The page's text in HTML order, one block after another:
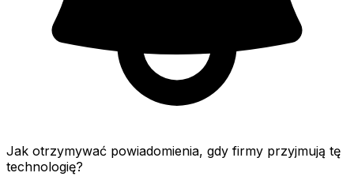
Jak otrzymywać powiadomienia, gdy firmy przyjmują tę
technologię?